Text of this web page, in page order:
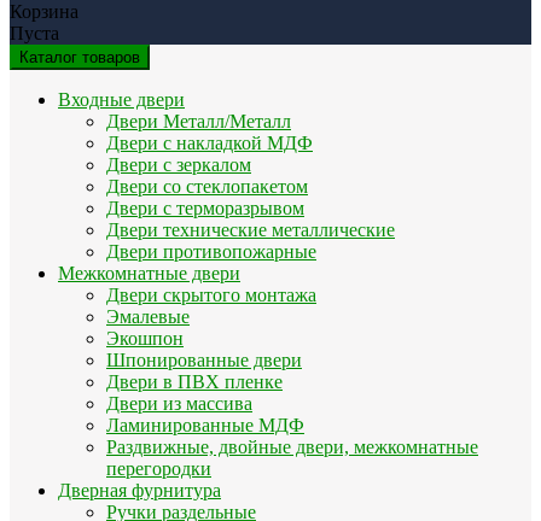
Корзина
Пуста
Каталог товаров
Входные двери
Двери Металл/Металл
Двери с накладкой МДФ
Двери с зеркалом
Двери со стеклопакетом
Двери с терморазрывом
Двери технические металлические
Двери противопожарные
Межкомнатные двери
Двери скрытого монтажа
Эмалевые
Экошпон
Шпонированные двери
Двери в ПВХ пленке
Двери из массива
Ламинированные МДФ
Раздвижные, двойные двери, межкомнатные
перегородки
Дверная фурнитура
Ручки раздельные